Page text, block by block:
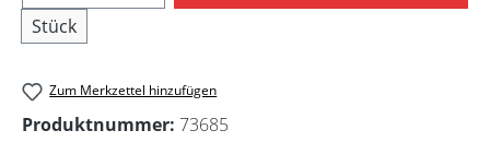
Stück
Zum Merkzettel hinzufügen
Produktnummer: 73685